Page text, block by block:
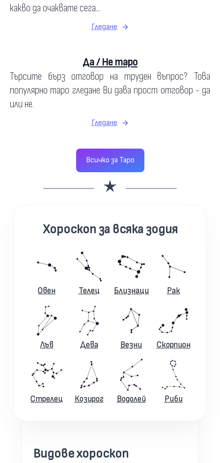
какво да очаквате сега...
Гледане
Да / Не таро
Търсите бърз отговор на труден въпрос? Това
популярно таро гледане Ви дава прост отговор - да
или не.
Гледане
Всичко за Таро
Хороскоп за всяка зодия
Овен Телец Близнаци Рак
Лъв Дева Везни Скорпион
Стрелец Козирог Водолей Риби
Видове хороскоп